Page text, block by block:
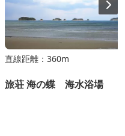
直線距離：360m
旅荘 海の蝶 海水浴場